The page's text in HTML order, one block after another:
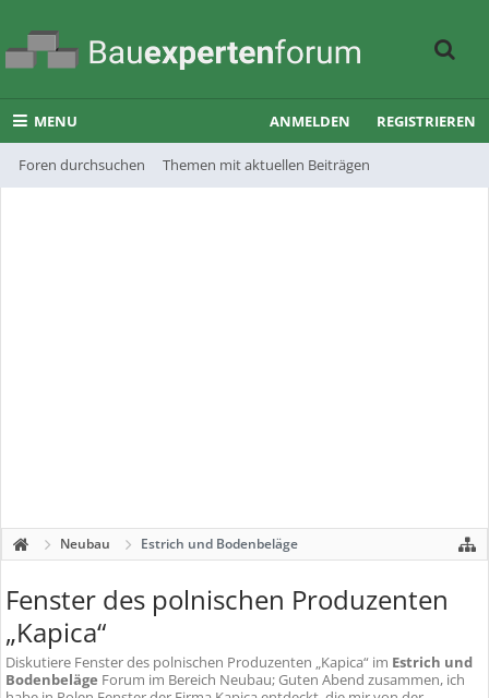
MENU
Foren durchsuchen Themen mit aktuellen Beiträgen
ANMELDEN REGISTRIEREN
Neubau Estrich und Bodenbeläge
Fenster des polnischen Produzenten
„Kapica“
Diskutiere Fenster des polnischen Produzenten „Kapica“ im Estrich und
Bodenbeläge Forum im Bereich Neubau; Guten Abend zusammen, ich